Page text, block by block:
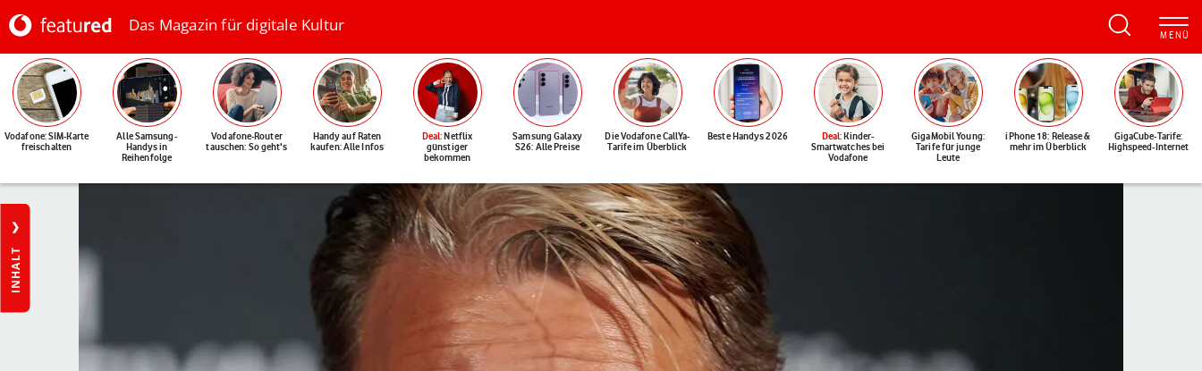
Das Magazin für digitale Kultur
Vodafone: SIM-Karte
freischalten
Alle Samsung-
Handys in
Reihenfolge
Vodafone-Router
tauschen: So geht's
Handy auf Raten
kaufen: Alle Infos
Deal: Netflix
günstiger
bekommen
Samsung Galaxy
S26: Alle Preise
Die Vodafone CallYa-
Tarife im Überblick
Beste Handys 2026 Deal: Kinder-
Smartwatches bei
Vodafone
GigaMobil Young:
Tarife für junge
Leute
iPhone 18: Release &
mehr im Überblick
GigaCube-Tarife:
Highspeed-Internet
INHALT